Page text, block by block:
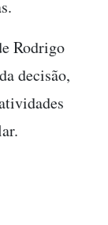
Rodrigo
decisão,